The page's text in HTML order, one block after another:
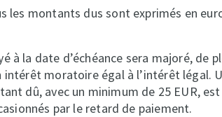
les montants dus sont exprimés en
à la date d’échéance sera majoré, de
intérêt moratoire égal à l’intérêt légal.
dû, avec un minimum de 25 EUR,
par le retard de paiement.